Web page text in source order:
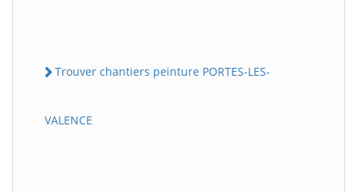
Trouver chantiers peinture PORTES-LES-
VALENCE